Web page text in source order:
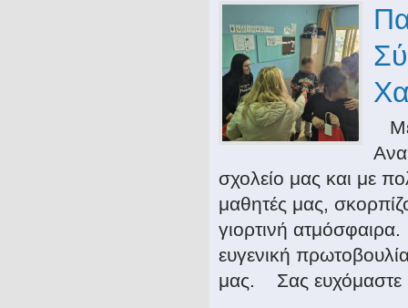
σχολείο μας και με
μαθητές μας,
γιορτινή
ευγενική
μας. Σας